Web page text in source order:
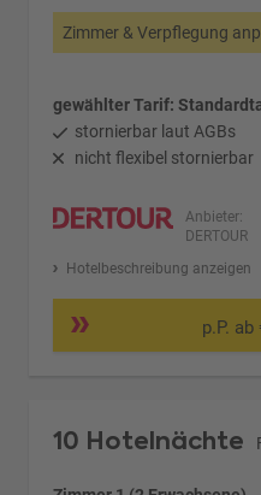
Zimmer & Verpflegung
gewählter Tarif:
stornierbar laut AGBs
nicht flexibel stornierbar
Anbieter:
DERTOUR
Hotelbeschreibung anzeigen
p.P. ab
10 Hotelnächte